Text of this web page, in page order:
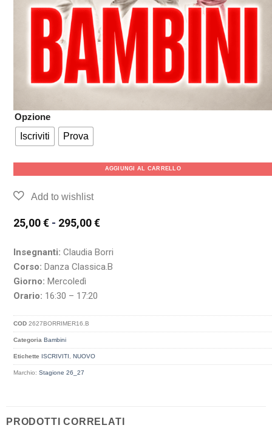
Opzione
Iscriviti
Prova
AGGIUNGI AL CARRELLO
25,00€ - 295,00€
Insegnanti: Claudia Borri
Corso: Danza Classica.B
Giorno: Mercoledì
Orario: 16:30 – 17:20
COD2627BORRIMER16.B
Categoria Bambini
Etichette ISCRIVITI ,NUOVO
Marchio:Stagione 26_27
PRODOTTI CORRELATI